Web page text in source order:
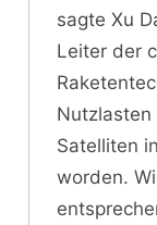
sagte Xu
Leiter der
Nutzlasten
Satelliten
worden.